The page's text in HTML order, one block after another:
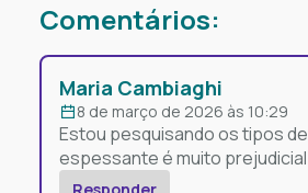
Comentários:
Maria Cambiaghi
8 de março de 2026 às 10:29
Estou pesquisando os tipos
espessante é muito